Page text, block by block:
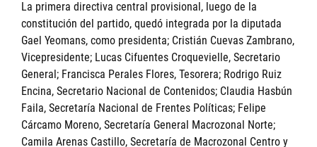
La primera directiva central provisional, luego de la
constitución del partido, quedó integrada por la diputada
Gael Yeomans, como presidenta; Cristián Cuevas Zambrano,
Vicepresidente; Lucas Cifuentes Croquevielle, Secretario
General; Francisca Perales Flores, Tesorera; Rodrigo Ruiz
Encina, Secretario Nacional de Contenidos; Claudia Hasbún
Faila, Secretaría Nacional de Frentes Políticas; Felipe
Cárcamo Moreno, Secretaría General Macrozonal Norte;
Camila Arenas Castillo, Secretaría de Macrozonal Centro y